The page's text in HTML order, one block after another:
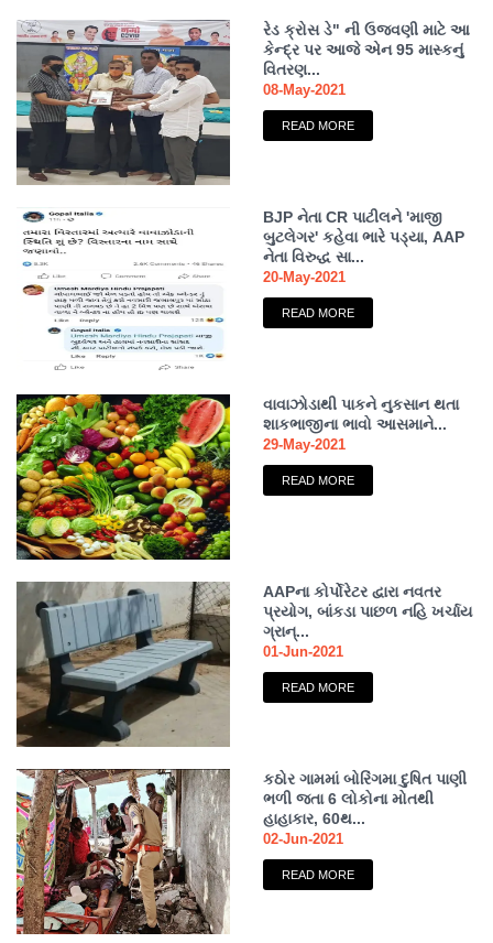
રેડ ક્રોસ ડે" ની ઉજવણી માટે આ
કેન્દ્ર પર આજે એન 95 માસ્કનું
વિતરણ...
08-May-2021
READ MORE
BJP નેતા CR પાટીલને 'માજી
બુટલેગર' કહેવા ભારે પડ્યા, AAP
નેતા વિરુદ્ધ સા...
20-May-2021
READ MORE
વાવાઝોડાથી પાકને નુકસાન થતા
શાકભાજીના ભાવો આસમાને...
29-May-2021
READ MORE
AAPના કોર્પોરેટર દ્વારા નવતર
પ્રયોગ, બાંકડા પાછળ નહિ ખર્ચાય
ગ્રાન્...
01-Jun-2021
READ MORE
કઠોર ગામમાં બોરિંગમા દુષિત પાણી
ભળી જતા 6 લોકોના મોતથી
હાહાકાર, 60થ...
02-Jun-2021
READ MORE